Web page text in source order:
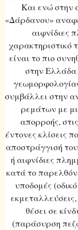
Και ενώ στην
«Δάρδανου»
αιφνίδιες
χαρακτηριστικό
είναι το πιο
στην Ελλάδα
συμβάλλει στην
ρεμάτων με
απορροής,
έντονες κλίσεις
αποστράγγισή
ή αιφνίδιες
κατά το
υποδομές
εκμεταλλεύσεις,
θέσει σε
(παράσυρση